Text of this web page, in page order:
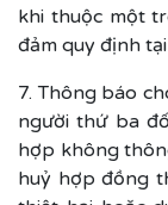
khi thuộc một
đảm quy định
7. Thông báo
người thứ ba
hợp không
huỷ hợp đồng